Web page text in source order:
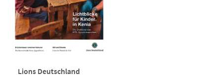
Lions Deutschland